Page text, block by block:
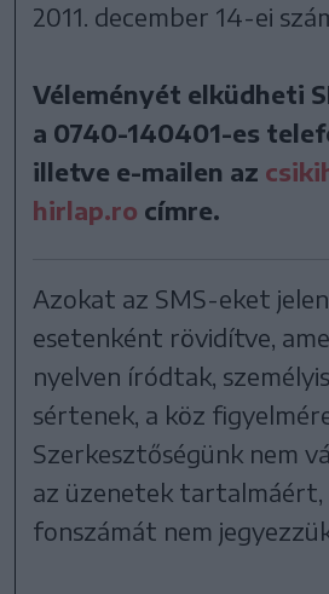
2011. december 14-ei
Véleményét elküdheti
a 0740-140401-es
illetve e-mailen az
hirlap.ro címre.
Azo­kat az SMS-eket
esetenként rövidítve,
nyel­ven íród­tak,
sér­te­nek, a köz
Szer­kesz­tősé­günk nem
az üzenetek
fon­szá­mát nem